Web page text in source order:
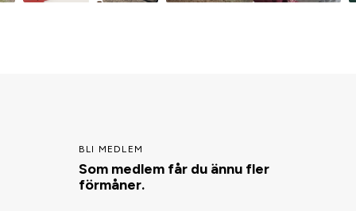
BLI MEDLEM
Som medlem får du ännu fler
förmåner.